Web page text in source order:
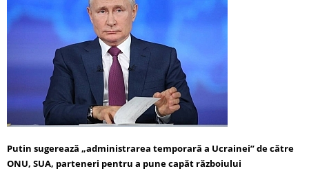
Putin sugerează „administrarea temporară a Ucrainei” de către
ONU, SUA, parteneri pentru a pune capăt războiului